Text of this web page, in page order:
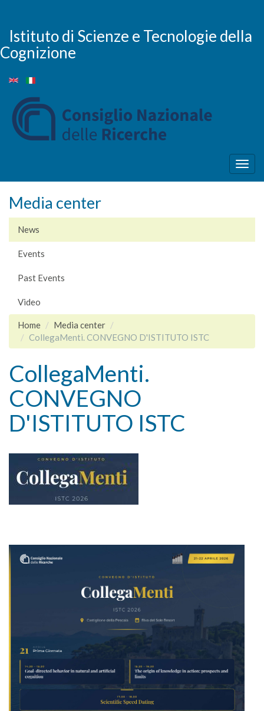
main
content
Istituto di Scienze e Tecnologie della
Cognizione
Media center
News
Events
Past Events
Video
Home
Media center
CollegaMenti. CONVEGNO D'ISTITUTO ISTC
CollegaMenti.
CONVEGNO
D'ISTITUTO ISTC
locandina.jpeg